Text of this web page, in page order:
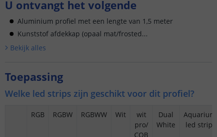
U ontvangt het volgende
Aluminium profiel met een lengte van 1,5 meter
Kunststof afdekkap (opaal mat/frosted...
Bekijk alles
Toepassing
Welke led strips zijn geschikt voor dit profiel?
RGB RGBW RGBWW Wit
wit
pro/
COB
Dual
White
led strips